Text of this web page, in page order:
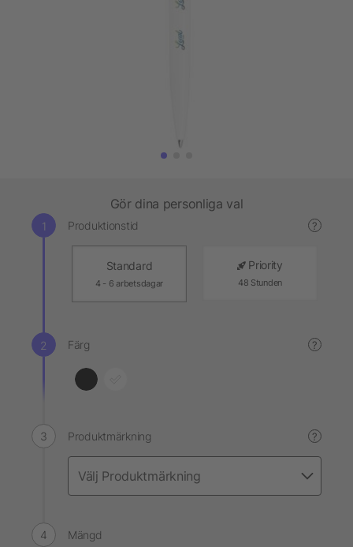
Gör dina personliga val
Produktionstid ?
Standard
4 - 6 arbetsdagar
Priority
48 Stunden
Färg ?
Produktmärkning ?
Mängd